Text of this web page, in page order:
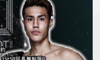
ここでしか見れない秘蔵
転載、転送、送信、改変
違反することにより当社
置を取ります。 ※番組等